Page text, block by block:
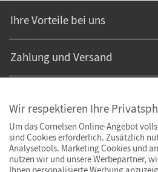
Ihre Vorteile bei uns
Zahlung und Versand
Wir respektieren Ihre
Um das Cornelsen Online-Angebot
sind Cookies erforderlich. Zusätzlich
Analysetools. Marketing Cookies und
nutzen wir und unsere Werbepartner,